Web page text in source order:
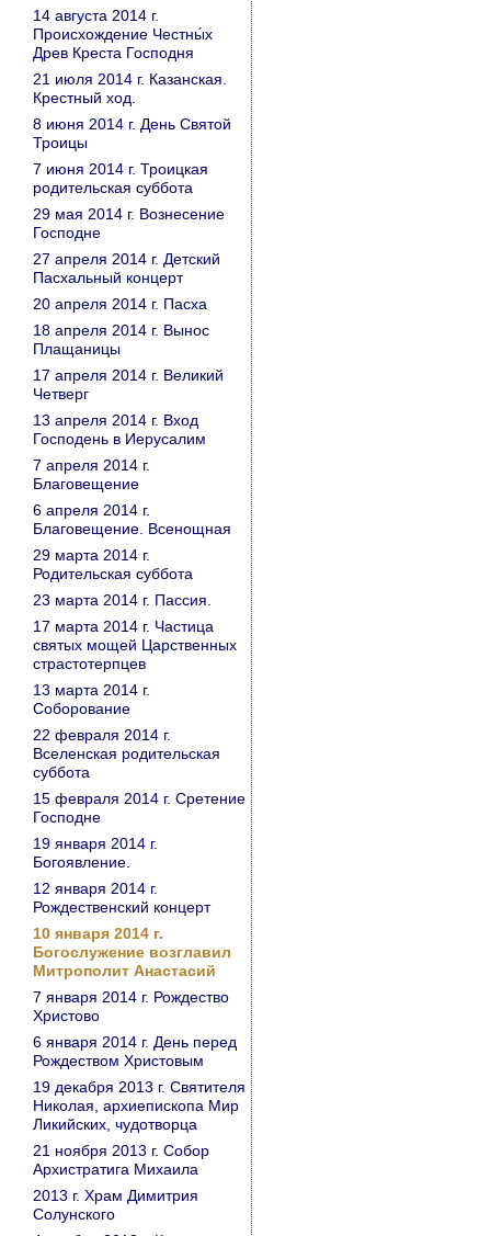
14 августа 2014 г.
Происхождение Честны́х
Древ Креста Господня
21 июля 2014 г. Казанская.
Крестный ход.
8 июня 2014 г. День Святой
Троицы
7 июня 2014 г. Троицкая
родительская суббота
29 мая 2014 г. Вознесение
Господне
27 апреля 2014 г. Детский
Пасхальный концерт
20 апреля 2014 г. Пасха
18 апреля 2014 г. Вынос
Плащаницы
17 апреля 2014 г. Великий
Четверг
13 апреля 2014 г. Вход
Господень в Иерусалим
7 апреля 2014 г.
Благовещение
6 апреля 2014 г.
Благовещение. Всенощная
29 марта 2014 г.
Родительская суббота
23 марта 2014 г. Пассия.
17 марта 2014 г. Частица
святых мощей Царственных
страстотерпцев
13 марта 2014 г.
Соборование
22 февраля 2014 г.
Вселенская родительская
суббота
15 февраля 2014 г. Сретение
Господне
19 января 2014 г.
Богоявление.
12 января 2014 г.
Рождественский концерт
10 января 2014 г.
Богослужение возглавил
Митрополит Анастасий
7 января 2014 г. Рождество
Христово
6 января 2014 г. День перед
Рождеством Христовым
19 декабря 2013 г. Святителя
Николая, архиепископа Мир
Ликийских, чудотворца
21 ноября 2013 г. Собор
Архистратига Михаила
2013 г. Храм Димитрия
Солунского